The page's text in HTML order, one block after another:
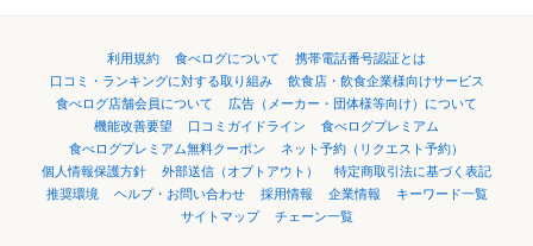
利用規約 食べログについて
携帯電話番号認証とは
口コミ・ランキングに対する取り組み
飲食店・飲食企業様向けサービス
食べログ店舗会員について
広告（メーカー・団体様等向け）について
機能改善要望
口コミガイドライン
食べログプレミアム
食べログプレミアム無料クーポン
ネット予約（リクエスト予約）
個人情報保護方針
外部送信（オプトアウト）
特定商取引法に基づく表記
推奨環境
ヘルプ・お問い合わせ 採用情報 企業情報
キーワード一覧
サイトマップ
チェーン一覧